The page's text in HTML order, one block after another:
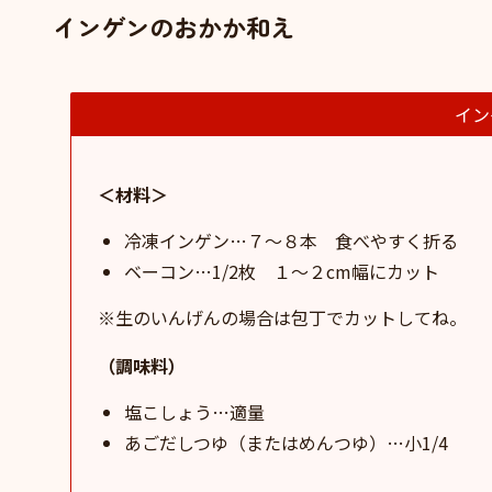
インゲンのおかか和え
イ
＜材料＞
冷凍インゲン…７〜８本 食べやすく折る
ベーコン…1/2枚 １〜２cm幅にカット
※生のいんげんの場合は包丁でカットしてね。
（調味料）
塩こしょう…適量
あごだしつゆ（またはめんつゆ）…小1/4